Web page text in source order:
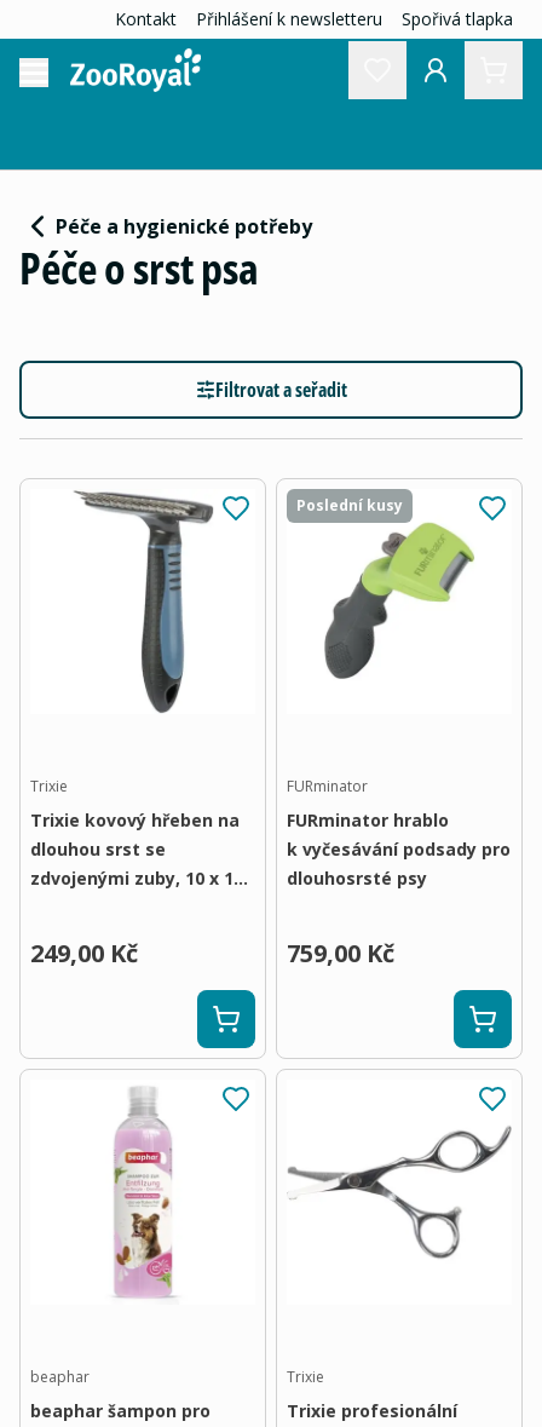
Kontakt Přihlášení k newsletteru Spořivá tlapka
Péče a hygienické potřeby
Péče o srst psa
Filtrovat a seřadit
Trixie
Trixie kovový hřeben na
dlouhou srst se
zdvojenými zuby, 10 x 15
249,00 Kč
Poslední kusy
FURminator
FURminator hrablo
k vyčesávání podsady pro
dlouhosrsté psy
759,00 Kč
beaphar
beaphar šampon pro
Trixie
Trixie profesionální